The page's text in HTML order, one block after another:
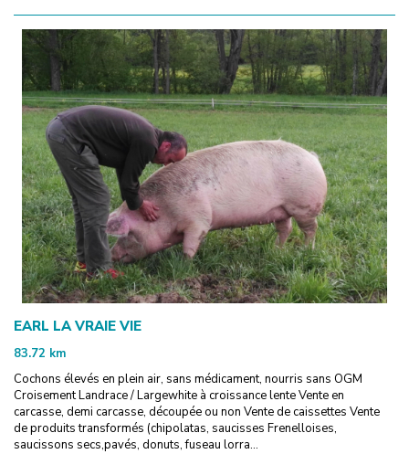
EARL LA VRAIE VIE
83.72 km
Cochons élevés en plein air, sans médicament, nourris sans OGM
Croisement Landrace / Largewhite à croissance lente Vente en
carcasse, demi carcasse, découpée ou non Vente de caissettes Vente
de produits transformés (chipolatas, saucisses Frenelloises,
saucissons secs,pavés, donuts, fuseau lorra...